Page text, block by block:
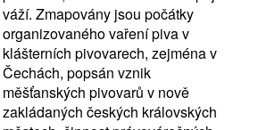
váží. Zmapovány jsou počátky
organizovaného vaření piva v
klášterních pivovarech, zejména v
Čechách, popsán vznik
měšťanských pivovarů v nově
zakládaných českých královských